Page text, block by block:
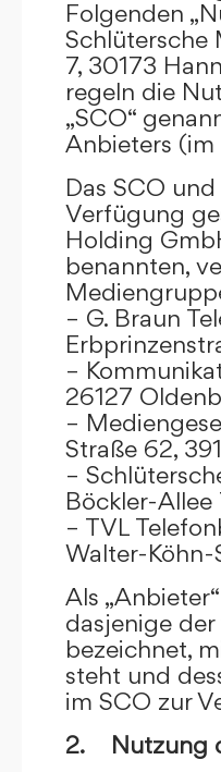
Folgenden
Schlütersche
7, 30173
regeln die
„SCO“
Anbieters (im
Das SCO
Verfügung
Holding
benannten,
– G. Braun
–
26127
–
Straße 62,
–
Böckler-Allee
– TVL
Walter-Köhn-
Als
dasjenige
bezeichnet,
steht und
im SCO zur
2. Nutzung